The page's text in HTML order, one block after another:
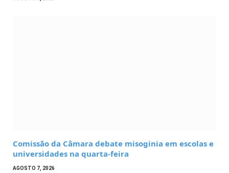
Comissão da Câmara debate misoginia em escolas e
universidades na quarta-feira
AGOSTO 7, 2026